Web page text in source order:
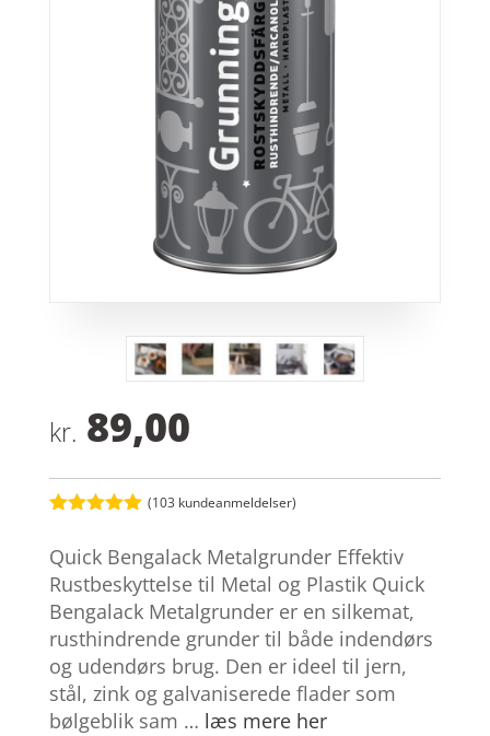
kr. 89,00
af 5
baseret på
kundebedøm
melser
(103 kundeanmeldelser)
Quick Bengalack Metalgrunder Effektiv
Rustbeskyttelse til Metal og Plastik Quick
Bengalack Metalgrunder er en silkemat,
rusthindrende grunder til både indendørs
og udendørs brug. Den er ideel til jern,
stål, zink og galvaniserede flader som
bølgeblik sam … læs mere her